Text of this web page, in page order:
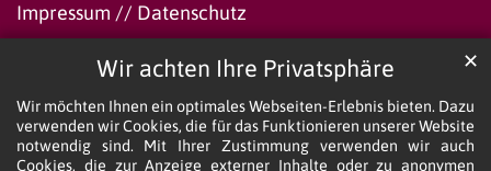
Wir achten Ihre Privatsphäre
Wir möchten Ihnen ein optimales Webseiten-Erlebnis bieten. Dazu
verwenden wir Cookies, die für das Funktionieren unserer Website
notwendig sind. Mit Ihrer Zustimmung verwenden wir auch
Cookies, die zur Anzeige externer Inhalte oder zu anonymen
✕
Impressum // Datenschutz